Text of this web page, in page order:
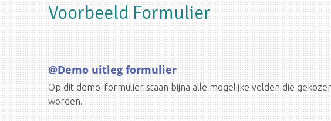
Voorbeeld Formulier
@Demo uitleg formulier
Op dit demo-formulier staan bijna alle mogelijke velden die
worden.